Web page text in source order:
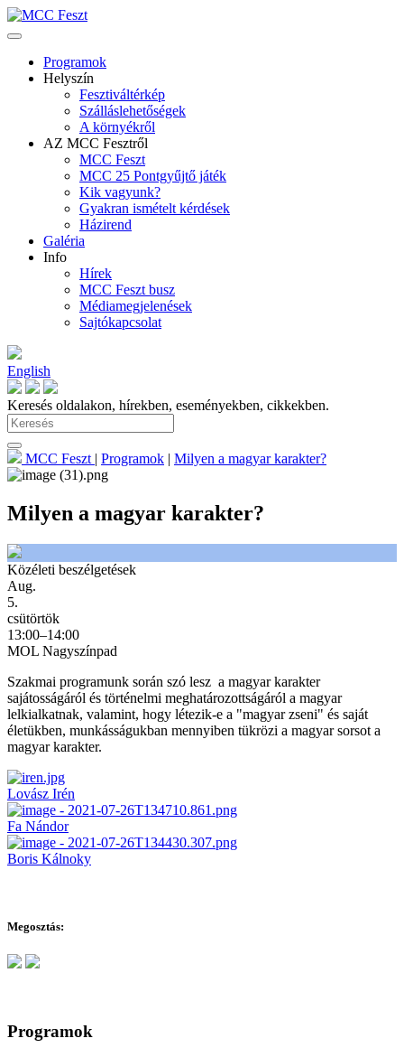
Programok
Helyszín
Fesztiváltérkép
Szálláslehetőségek
A környékről
AZ MCC Fesztről
MCC Feszt
MCC 25 Pontgyűjtő játék
Kik vagyunk?
Gyakran ismételt kérdések
Házirend
Galéria
Info
Hírek
MCC Feszt busz
Médiamegjelenések
Sajtókapcsolat
English
Keresés oldalakon, hírekben, eseményekben, cikkekben.
MCC Feszt | Programok | Milyen a magyar karakter?
Milyen a magyar karakter?
Közéleti beszélgetések
Aug.
5.
csütörtök
13:00–14:00
MOL Nagyszínpad
Szakmai programunk során szó lesz a magyar karakter
sajátosságáról és történelmi meghatározottságáról a magyar
lelkialkatnak, valamint, hogy létezik-e a "magyar zseni" és saját
életükben, munkásságukban mennyiben tükrözi a magyar sorsot a
magyar karakter.
Lovász Irén
Fa Nándor
Boris Kálnoky
Megosztás:
Programok